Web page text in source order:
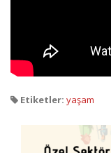
Etiketler: yaşam